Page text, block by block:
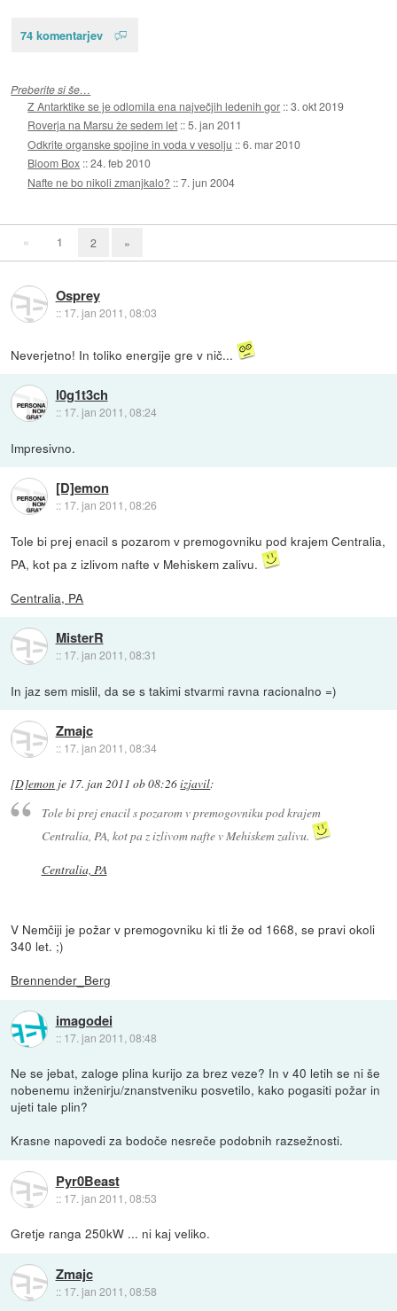
74 komentarjev
Preberite si še…
Z Antarktike se je odlomila ena največjih ledenih gor ::3. okt 2019
Roverja na Marsu že sedem let ::5. jan 2011
Odkrite organske spojine in voda v vesolju ::6. mar 2010
Bloom Box ::24. feb 2010
Nafte ne bo nikoli zmanjkalo? ::7. jun 2004
« 1 2 »
Osprey
:: 17. jan 2011, 08:03
Neverjetno! In toliko energije gre v nič...
l0g1t3ch
:: 17. jan 2011, 08:24
Impresivno.
[D]emon
:: 17. jan 2011, 08:26
Tole bi prej enacil s pozarom v premogovniku pod krajem Centralia,
PA, kot pa z izlivom nafte v Mehiskem zalivu.
Centralia, PA
MisterR
:: 17. jan 2011, 08:31
In jaz sem mislil, da se s takimi stvarmi ravna racionalno =)
Zmajc
:: 17. jan 2011, 08:34
[D]emon je 17. jan 2011 ob 08:26izjavil:
Tole bi prej enacil s pozarom v premogovniku pod krajem
Centralia, PA, kot pa z izlivom nafte v Mehiskem zalivu.
Centralia, PA
V Nemčiji je požar v premogovniku ki tli že od 1668, se pravi okoli
340 let. ;)
Brennender_Berg
imagodei
:: 17. jan 2011, 08:48
Ne se jebat, zaloge plina kurijo za brez veze? In v 40 letih se ni še
nobenemu inženirju/znanstveniku posvetilo, kako pogasiti požar in
ujeti tale plin?
Krasne napovedi za bodoče nesreče podobnih razsežnosti.
Pyr0Beast
:: 17. jan 2011, 08:53
Gretje ranga 250kW ... ni kaj veliko.
Zmajc
:: 17. jan 2011, 08:58